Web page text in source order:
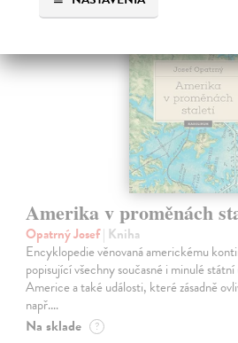
Amerika v proměnách
Opatrný Josef| Kniha
Encyklopedie věnovaná americkému
popisující všechny současné i minulé
Americe a také události, které zásadně
např.…
Na sklade ?